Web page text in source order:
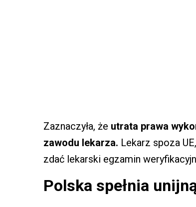
Zaznaczyła, że utrata prawa
zawodu lekarza. Lekarz spoza
zdać lekarski egzamin
Polska spełnia